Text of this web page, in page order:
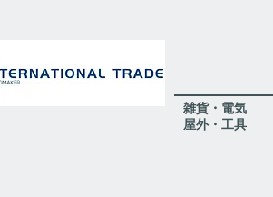
​雑貨・電気
​屋外・工具